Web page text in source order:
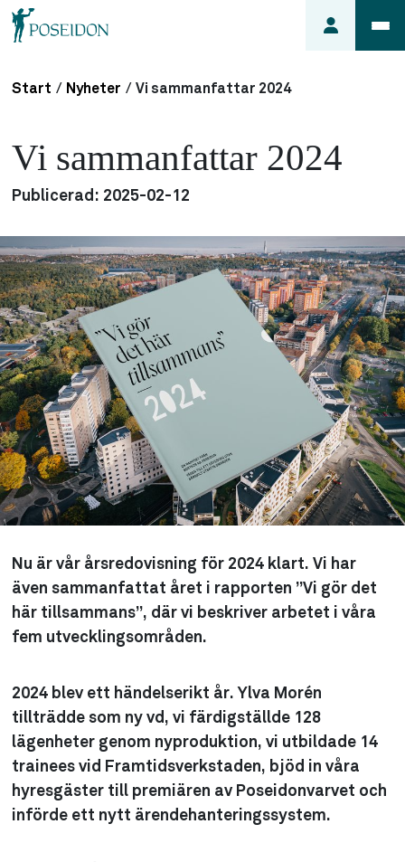
lägenheten
hyra
Så här
söker du
lägenhet
Start / Nyheter / Vi sammanfattar 2024
Vi sammanfattar 2024
Publicerad: 2025-02-12
Nu är vår årsredovisning för 2024 klart. Vi har
även sammanfattat året i rapporten ”Vi gör det
här tillsammans”, där vi beskriver arbetet i våra
fem utvecklingsområden.
2024 blev ett händelserikt år. Ylva Morén
tillträdde som ny vd, vi färdigställde 128
lägenheter genom nyproduktion, vi utbildade 14
trainees vid Framtidsverkstaden, bjöd in våra
hyresgäster till premiären av Poseidonvarvet och
införde ett nytt ärendehanteringssystem.